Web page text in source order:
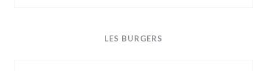
LES BURGERS